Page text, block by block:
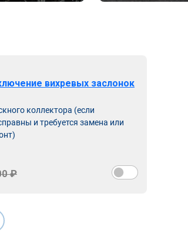
вихревых заслонок
коллектора (если
и требуется замена или
₽